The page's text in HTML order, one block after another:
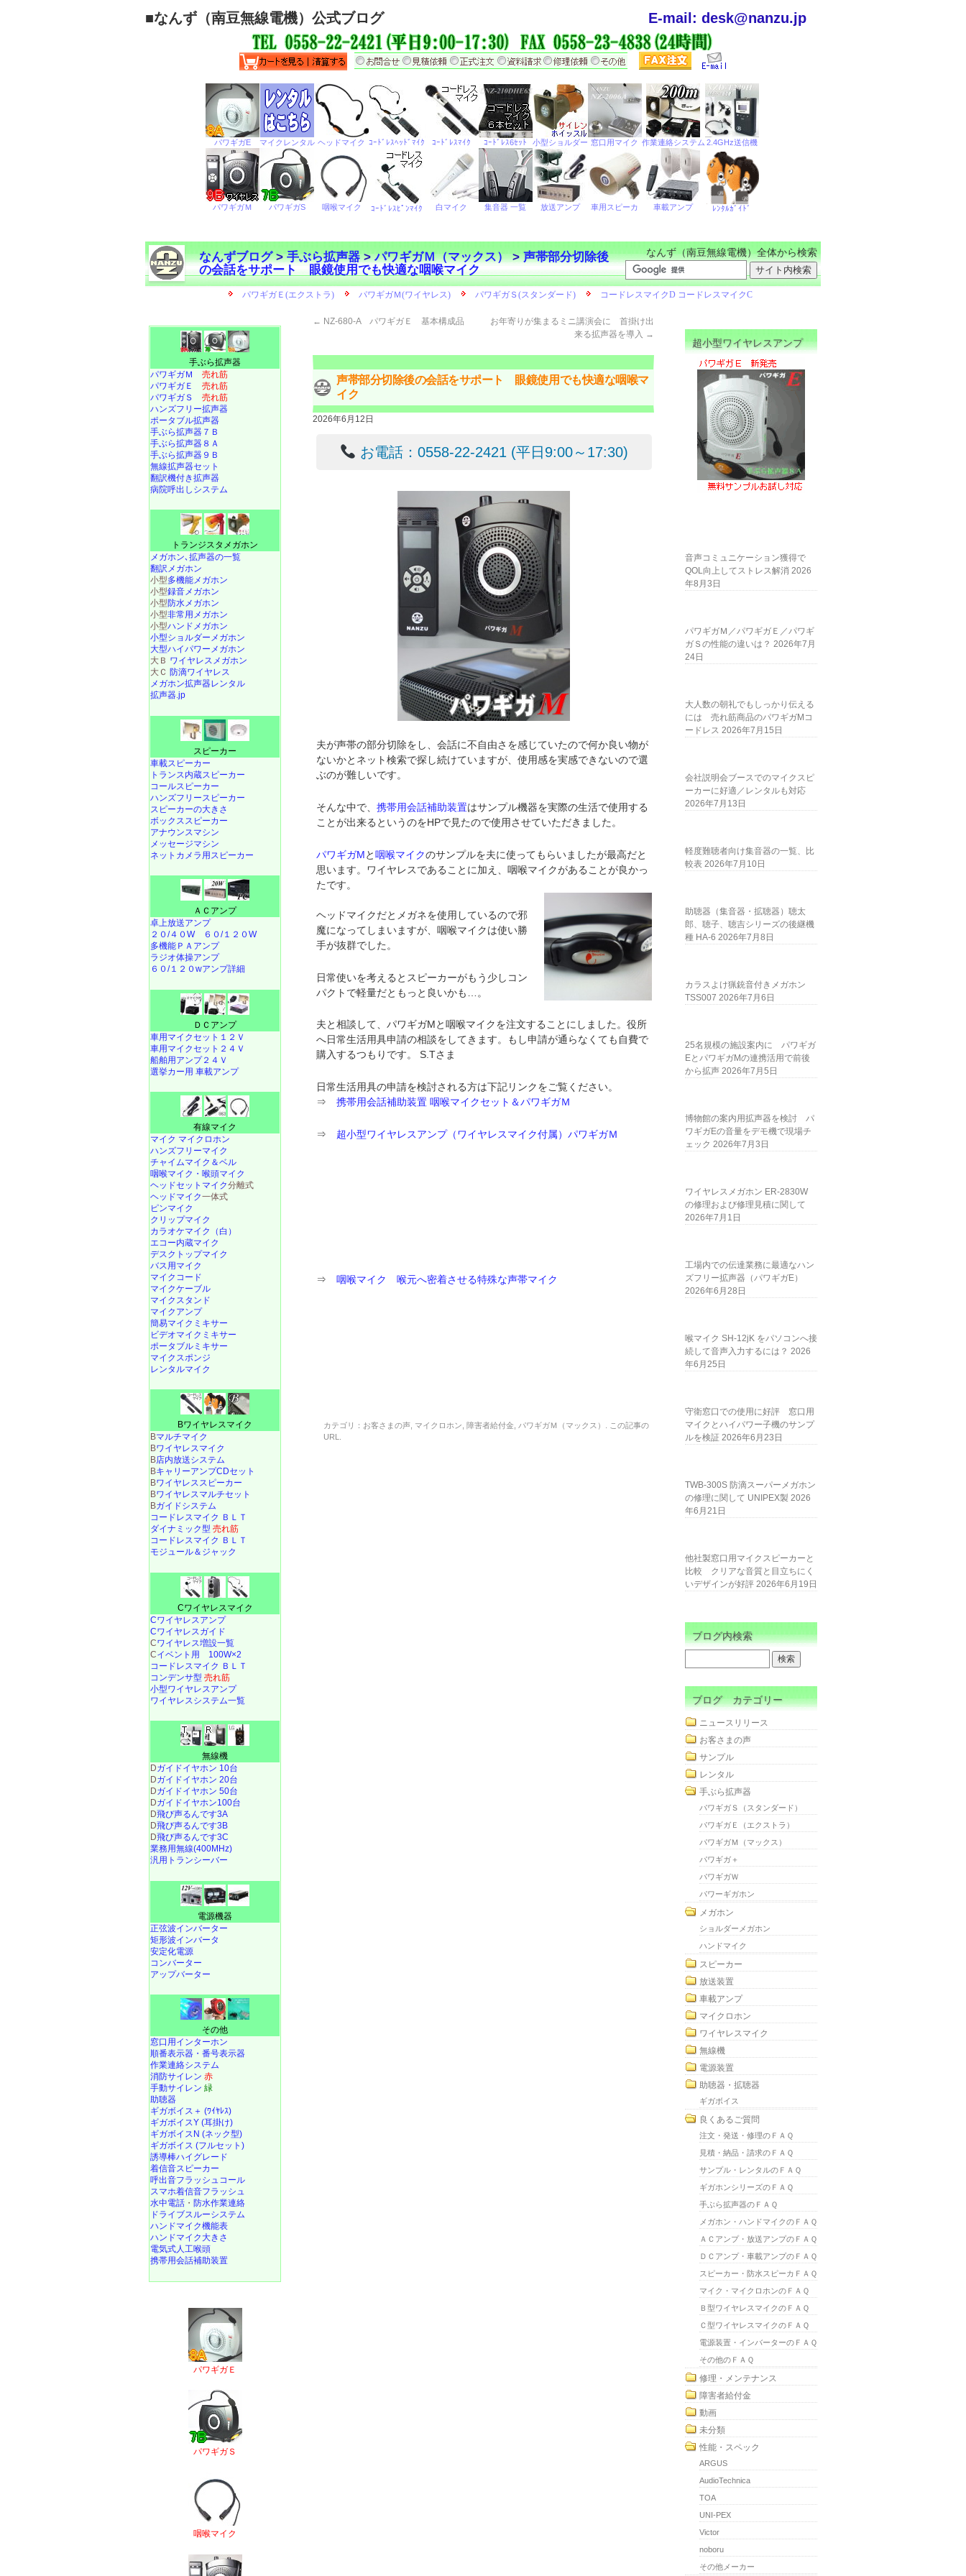
■なんず（南豆無線電機）公式ブログ E-mail: desk@nanzu.jp
なんずブログ>手ぶら拡声器>パワギガＭ（マックス）>声帯部分切除後
の会話をサポート 眼鏡使用でも快適な咽喉マイク
なんず（南豆無線電機）全体から検索
← NZ-680-A パワギガＥ 基本構成品
お年寄りが集まるミニ講演会に 首掛け出
来る拡声器を導入 →
声帯部分切除後の会話をサポート 眼鏡使用でも快適な咽喉マ
イク
2026年6月12日
お電話：0558-22-2421 (平日9:00～17:30)
夫が声帯の部分切除をし、会話に不自由さを感じていたので何か良い物が
ないかとネット検索で探し続けていますが、使用感を実感できないので選
ぶのが難しいです。
そんな中で、携帯用会話補助装置はサンプル機器を実際の生活で使用する
ことが出来るというのをHPで見たので使用させていただきました。
パワギガMと咽喉マイクのサンプルを夫に使ってもらいましたが最高だと
思います。ワイヤレスであることに加え、咽喉マイクがあることが良かっ
たです。
ヘッドマイクだとメガネを使用しているので邪
魔になってしまいますが、咽喉マイクは使い勝
手が抜群でした。
日常使いを考えるとスピーカーがもう少しコン
パクトで軽量だともっと良いかも…。
夫と相談して、パワギガMと咽喉マイクを注文することにしました。役所
へ日常生活用具申請の相談をしてきます。もし申請が通らなくても自費で
購入するつもりです。 S.Tさま
日常生活用具の申請を検討される方は下記リンクをご覧ください。
⇒携帯用会話補助装置 咽喉マイクセット＆パワギガＭ
⇒ 超小型ワイヤレスアンプ（ワイヤレスマイク付属）パワギガＭ
⇒咽喉マイク 喉元へ密着させる特殊な声帯マイク
カテゴリ： お客さまの声 マイクロホン ,障害者給付金 パワギガＭ（マックス）
. この記事の
URL
手ぶら拡声器
パワギガＭ 売れ筋
パワギガＥ 売れ筋
パワギガＳ 売れ筋
ハンズフリー拡声器
ポータブル拡声器
手ぶら拡声器７Ｂ
手ぶら拡声器８Ａ
手ぶら拡声器９Ｂ
無線拡声器セット
翻訳機付き拡声器
病院呼出しシステム
トランジスタメガホン
メガホン､拡声器の一覧
翻訳メガホン
小型多機能メガホン
小型録音メガホン
小型防水メガホン
小型非常用メガホン
小型ハンドメガホン
小型ショルダーメガホン
大型ハイパワーメガホン
大Ｂ ワイヤレスメガホン
大Ｃ 防滴ワイヤレス
メガホン拡声器レンタル
拡声器.jp
スピーカー
車載スピーカー
トランス内蔵スピーカー
コールスピーカー
ハンズフリースピーカー
スピーカーの大きさ
ボックススピーカー
アナウンスマシン
メッセージマシン
ネットカメラ用スピーカー
ＡＣアンプ
卓上放送アンプ
２０/４０W
６０/１２０W
多機能ＰＡアンプ
ラジオ体操アンプ
６０/１２０wアンプ詳細
ＤＣアンプ
車用マイクセット１２Ｖ
車用マイクセット２４Ｖ
船舶用アンプ２４Ｖ
選挙カー用 車載アンプ
有線マイク
マイク マイクロホン
ハンズフリーマイク
チャイムマイク＆ベル
咽喉マイク・喉頭マイク
ヘッドセットマイク分離式
ヘッドマイク一体式
ピンマイク
クリップマイク
カラオケマイク（白）
エコー内蔵マイク
デスクトップマイク
バス用マイク
マイクコード
マイクケーブル
マイクスタンド
マイクアンプ
簡易マイクミキサー
ビデオマイクミキサー
ポータブルミキサー
マイクスポンジ
レンタルマイク
Bワイヤレスマイク
Bマルチマイク
Bワイヤレスマイク
B店内放送システム
BキャリーアンプCDセット
Bワイヤレススピーカー
Bワイヤレスマルチセット
Bガイドシステム
コードレスマイク ＢＬＴ
ダイナミック型 売れ筋
コードレスマイク ＢＬＴ
モジュール＆ジャック
Cワイヤレスマイク
Cワイヤレスアンプ
Cワイヤレスガイド
Cワイヤレス増設一覧
Cイベント用 100W×2
コードレスマイク ＢＬＴ
コンデンサ型 売れ筋
小型ワイヤレスアンプ
ワイヤレスシステム一覧
無線機
Dガイドイヤホン 10台
Dガイドイヤホン 20台
Dガイドイヤホン 50台
Dガイドイヤホン100台
D飛び声るんです3A
D飛び声るんです3B
D飛び声るんです3C
業務用無線(400MHz)
汎用トランシーバー
電源機器
正弦波インバーター
矩形波インバータ
安定化電源
コンバーター
アップバーター
その他
窓口用インターホン
順番表示器・番号表示器
作業連絡システム
消防サイレン 赤
手動サイレン 緑
助聴器
ギガボイス＋ (ﾜｲﾔﾚｽ)
ギガボイスY (耳掛け)
ギガボイスN (ネック型)
ギガボイス (フルセット)
誘導棒ハイグレード
着信音スピーカー
呼出音フラッシュコール
スマホ着信音フラッシュ
水中電話 ・ 防水作業連絡
ドライブスルーシステム
ハンドマイク機能表
ハンドマイク大きさ
電気式人工喉頭
携帯用会話補助装置
パワギガＥ
パワギガＳ
咽喉マイク
超小型ワイヤレスアンプ
音声コミュニケーション獲得で
QOL向上してストレス解消 2026
年8月3日
パワギガＭ／パワギガＥ／パワギ
ガＳの性能の違いは？ 2026年7月
24日
大人数の朝礼でもしっかり伝える
には 売れ筋商品のパワギガMコ
ードレス 2026年7月15日
会社説明会ブースでのマイクスピ
ーカーに好適／レンタルも対応
2026年7月13日
軽度難聴者向け集音器の一覧、比
較表 2026年7月10日
助聴器（集音器・拡聴器）聴太
郎、聴子、聴吉シリーズの後継機
種 HA-6 2026年7月8日
カラスよけ猟銃音付きメガホン
TSS007 2026年7月6日
25名規模の施設案内に パワギガ
EとパワギガMの連携活用で前後
から拡声 2026年7月5日
博物館の案内用拡声器を検討 パ
ワギガEの音量をデモ機で現場チ
ェック 2026年7月3日
ワイヤレスメガホン ER-2830W
の修理および修理見積に関して
2026年7月1日
工場内での伝達業務に最適なハン
ズフリー拡声器（パワギガE）
2026年6月28日
喉マイク SH-12jK をパソコンへ接
続して音声入力するには？ 2026
年6月25日
守衛窓口での使用に好評 窓口用
マイクとハイパワー子機のサンプ
ルを検証 2026年6月23日
TWB-300S 防滴スーパーメガホン
の修理に関して UNIPEX製 2026
年6月21日
他社製窓口用マイクスピーカーと
比較 クリアな音質と目立ちにく
いデザインが好評 2026年6月19日
ブログ内検索
ブログ カテゴリー
ニュースリリース
お客さまの声
サンプル
レンタル
手ぶら拡声器
パワギガＳ（スタンダード）
パワギガＥ（エクストラ）
パワギガＭ（マックス）
パワギガ＋
パワギガＷ
パワーギガホン
メガホン
ショルダーメガホン
ハンドマイク
スピーカー
放送装置
車載アンプ
マイクロホン
ワイヤレスマイク
無線機
電源装置
助聴器・拡聴器
ギガボイス
良くあるご質問
注文・発送・修理のＦＡＱ
見積・納品・請求のＦＡＱ
サンプル・レンタルのＦＡＱ
ギガホンシリーズのＦＡＱ
手ぶら拡声器のＦＡＱ
メガホン・ハンドマイクのＦＡＱ
ＡＣアンプ・放送アンプのＦＡＱ
ＤＣアンプ・車載アンプのＦＡＱ
スピーカー・防水スピーカＦＡＱ
マイク・マイクロホンのＦＡＱ
Ｂ型ワイヤレスマイクのＦＡＱ
Ｃ型ワイヤレスマイクのＦＡＱ
電源装置・インバーターのＦＡＱ
その他のＦＡＱ
修理・メンテナンス
障害者給付金
動画
未分類
性能・スペック
ARGUS
AudioTechnica
TOA
UNI-PEX
Victor
noboru
その他メーカー